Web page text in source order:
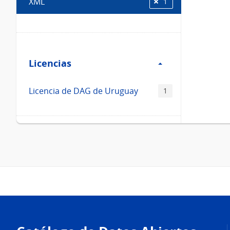
Licencias
Licencias
Licencia de DAG de Uruguay 1